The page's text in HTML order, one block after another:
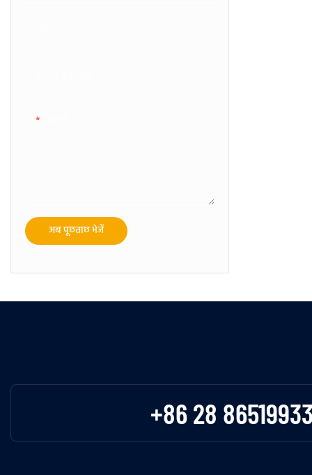
अब पूछताछ भेजें
+86 28 86519933